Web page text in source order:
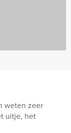
weten zeer
uitje, het